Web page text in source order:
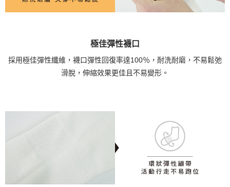
極佳彈性襪口
採用極佳彈性纖維，襪口彈性回復率達100％，耐洗耐磨，不易鬆弛
滑脫，伸縮效果更佳且不易變形。